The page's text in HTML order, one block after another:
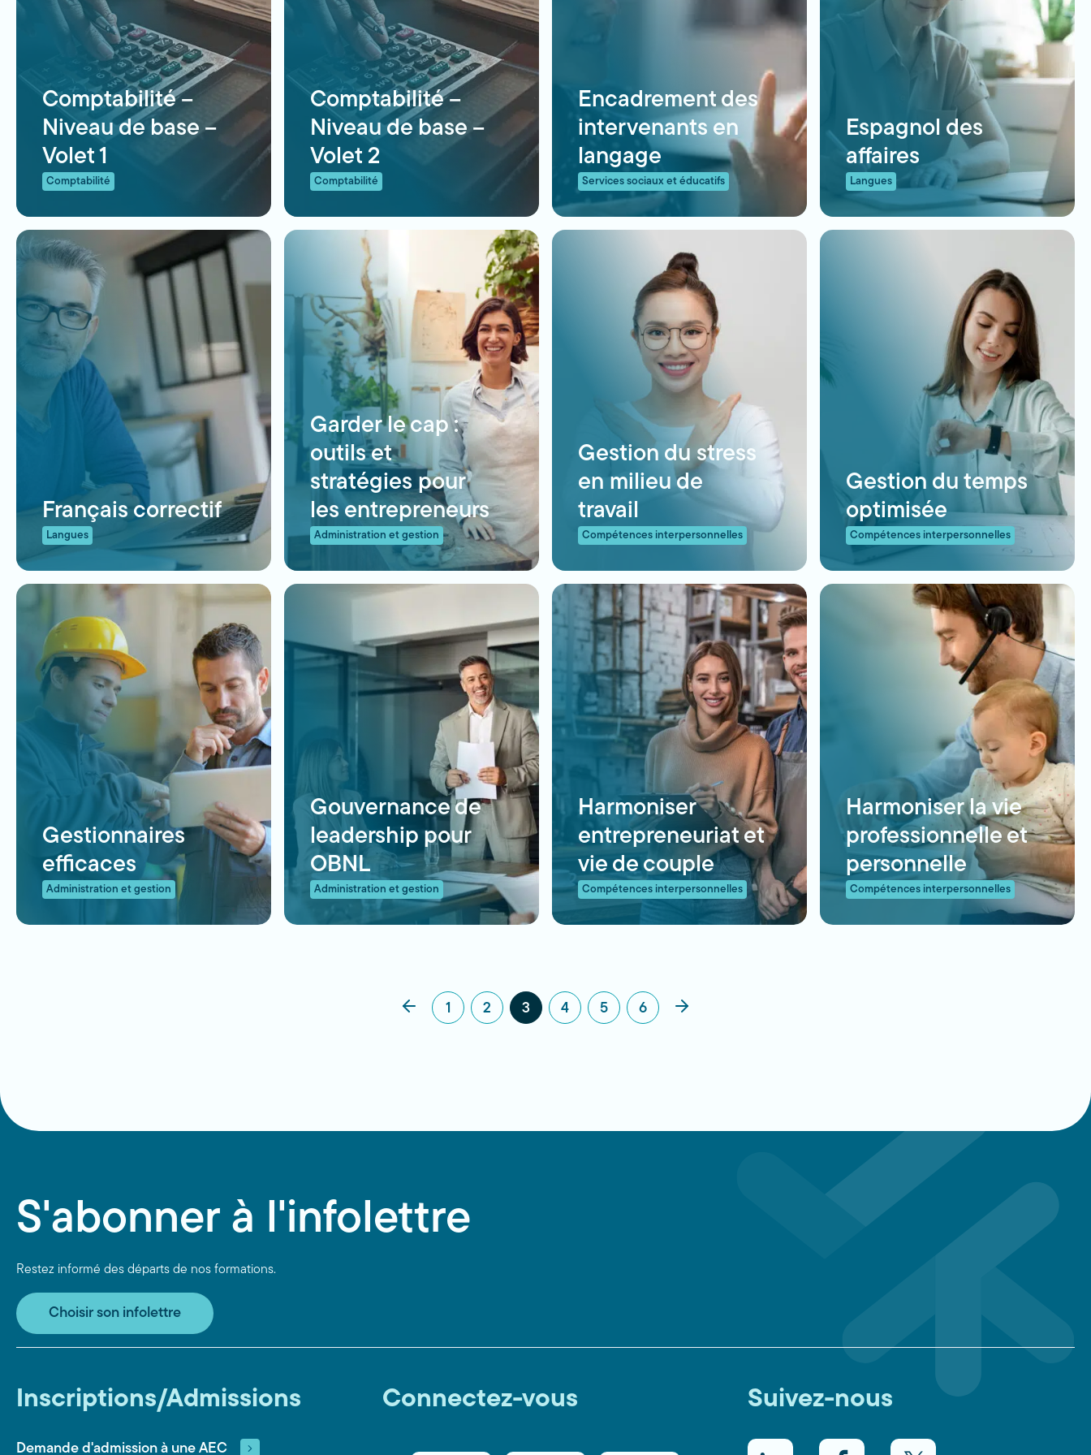
Comptabilité –
Niveau de base –
Volet 1
Comptabilité
Comptabilité –
Niveau de base –
Volet 2
Comptabilité
Encadrement des
intervenants en
langage
Services sociaux et éducatifs
Espagnol des
affaires
Langues
Français correctif
Langues
Garder le cap :
outils et
stratégies pour
les entrepreneurs
Administration et gestion
Gestion du stress
en milieu de
travail
Compétences interpersonnelles
Gestion du temps
optimisée
Compétences interpersonnelles
Gestionnaires
efficaces
Administration et gestion
Gouvernance de
leadership pour
OBNL
Administration et gestion
Harmoniser
entrepreneuriat et
vie de couple
Compétences interpersonnelles
Harmoniser la vie
professionnelle et
personnelle
Compétences interpersonnelles
1 2 3 4 5 6
S'abonner à l'infolettre
Restez informé des départs de nos formations.
Choisir son infolettre
Inscriptions/Admissions
Demande d'admission à une AEC
Connectez-vous Suivez-nous